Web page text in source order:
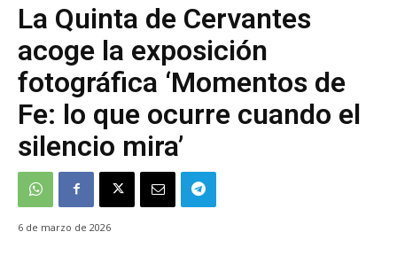
La Quinta de Cervantes
acoge la exposición
fotográfica ‘Momentos de
Fe: lo que ocurre cuando el
silencio mira’
6 de marzo de 2026